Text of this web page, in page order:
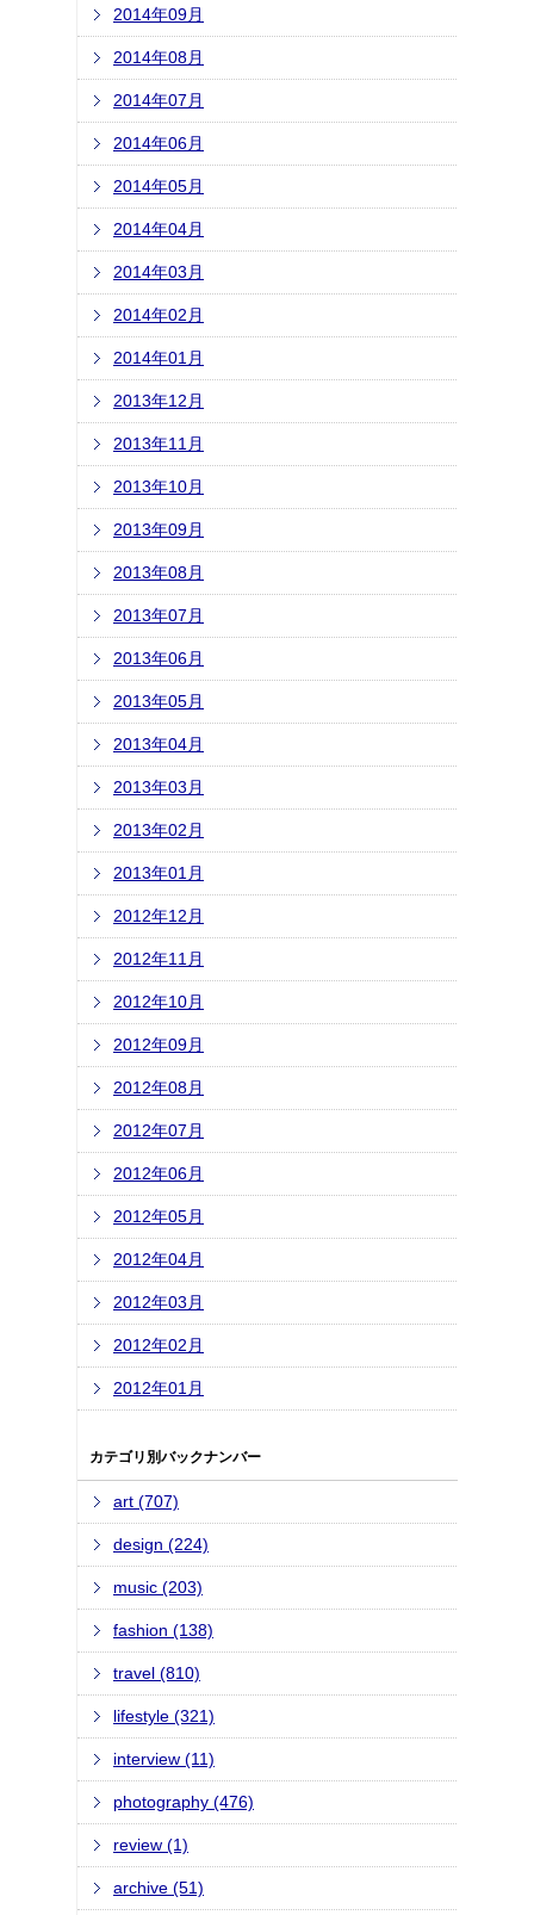
2014年09月
2014年08月
2014年07月
2014年06月
2014年05月
2014年04月
2014年03月
2014年02月
2014年01月
2013年12月
2013年11月
2013年10月
2013年09月
2013年08月
2013年07月
2013年06月
2013年05月
2013年04月
2013年03月
2013年02月
2013年01月
2012年12月
2012年11月
2012年10月
2012年09月
2012年08月
2012年07月
2012年06月
2012年05月
2012年04月
2012年03月
2012年02月
2012年01月
カテゴリ別バックナンバー
art (707)
design (224)
music (203)
fashion (138)
travel (810)
lifestyle (321)
interview (11)
photography (476)
review (1)
archive (51)